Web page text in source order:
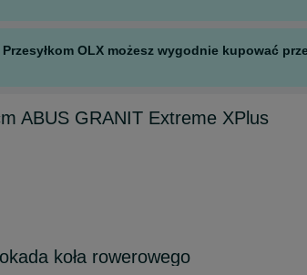
OLX możesz wygodnie kupować
ABUS GRANIT Extreme XPlus
koła rowerowego